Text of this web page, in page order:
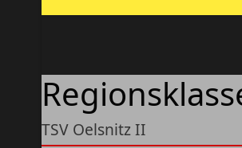
TSV Oelsnitz II